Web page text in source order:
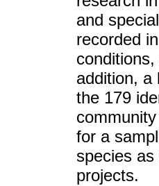
and
recorded
addition, a
the 179
for a
species
projects.